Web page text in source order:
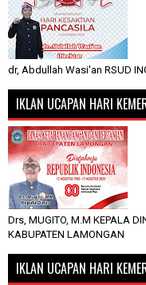
dr, Abdullah Wasi'an RSUD
IKLAN UCAPAN HARI
Drs, MUGITO, M.M KEPALA
KABUPATEN LAMONGAN
IKLAN UCAPAN HARI